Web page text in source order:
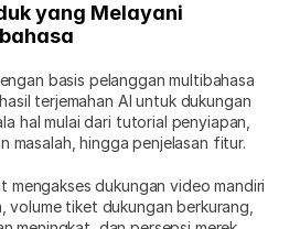
yang Melayani
basis pelanggan multibahasa
terjemahan AI untuk dukungan
hal mulai dari tutorial penyiapan,
masalah, hingga penjelasan fitur.
mengakses dukungan video mandiri
volume tiket dukungan berkurang,